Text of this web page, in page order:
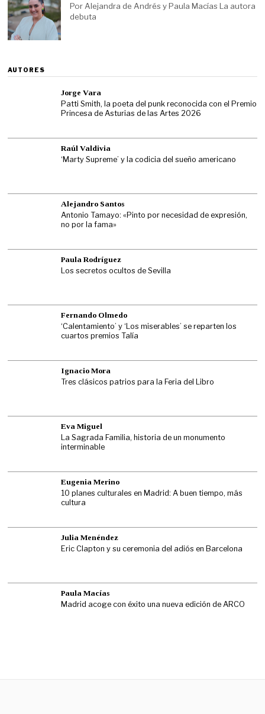
Por Alejandra de Andrés y Paula Macías La autora
debuta
AUTORES
Jorge Vara
Patti Smith, la poeta del punk reconocida con el Premio
Princesa de Asturias de las Artes 2026
Raúl Valdivia
‘Marty Supreme’ y la codicia del sueño americano
Alejandro Santos
Antonio Tamayo: «Pinto por necesidad de expresión,
no por la fama»
Paula Rodríguez
Los secretos ocultos de Sevilla
Fernando Olmedo
‘Calentamiento’ y ‘Los miserables’ se reparten los
cuartos premios Talía
Ignacio Mora
Tres clásicos patrios para la Feria del Libro
Eva Miguel
La Sagrada Familia, historia de un monumento
interminable
Eugenia Merino
10 planes culturales en Madrid: A buen tiempo, más
cultura
Julia Menéndez
Eric Clapton y su ceremonia del adiós en Barcelona
Paula Macías
Madrid acoge con éxito una nueva edición de ARCO